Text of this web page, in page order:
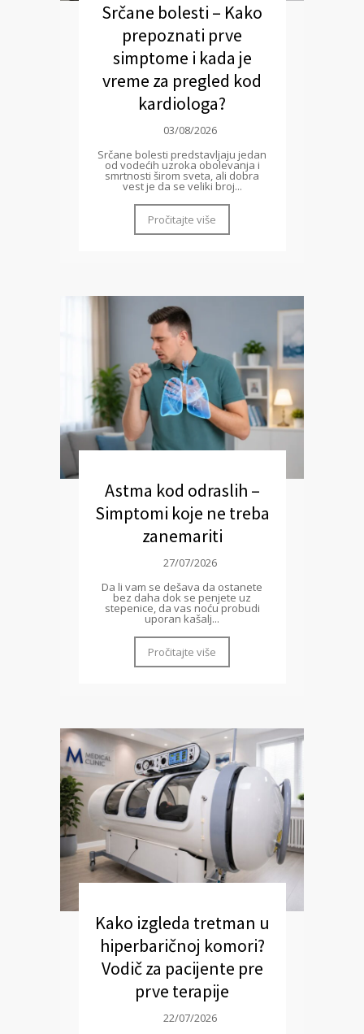
Srčane bolesti – Kako
prepoznati prve
simptome i kada je
vreme za pregled kod
kardiologa?
03/08/2026
Srčane bolesti predstavljaju jedan
od vodećih uzroka obolevanja i
smrtnosti širom sveta, ali dobra
vest je da se veliki broj...
Pročitajte više
Astma kod odraslih –
Simptomi koje ne treba
zanemariti
27/07/2026
Da li vam se dešava da ostanete
bez daha dok se penjete uz
stepenice, da vas noću probudi
uporan kašalj...
Pročitajte više
Kako izgleda tretman u
hiperbaričnoj komori?
Vodič za pacijente pre
prve terapije
22/07/2026